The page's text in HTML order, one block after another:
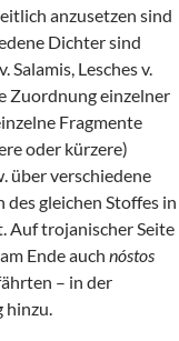
anzusetzen sind
Dichter sind
Lesches v.
Zuordnung einzelner
Fragmente
oder kürzere)
über verschiedene
gleichen Stoffes in
Auf trojanischer Seite
Ende auch nóstos
– in der
hinzu.